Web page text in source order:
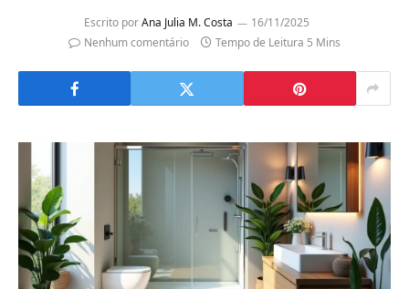
Escrito por Ana Julia M. Costa
16/11/2025
Nenhum comentário
Tempo de Leitura 5 Mins